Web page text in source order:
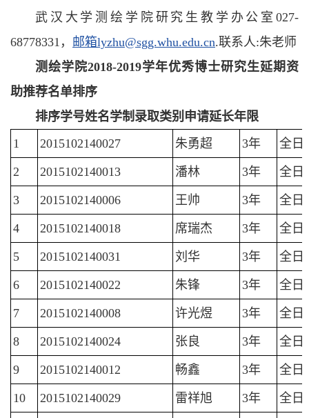
武汉大学测绘学院研究生教学办公室027-
68778331， 邮箱lyzhu@sgg.whu.edu.cn.联系人:朱老师
测绘学院2018-2019学年优秀博士研究生延期资
助推荐名单排序
排序学号姓名学制录取类别 申请延长年限
1
2015102140027 朱勇超 3年 全日
2 2015102140013 潘林 3年 全日
3 2015102140006 王帅 3年 全日
4 2015102140018 席瑞杰 3年 全日
5 2015102140031 刘华 3年 全日
6 2015102140022 朱锋 3年 全日
7 2015102140008 许光煜 3年 全日
8 2015102140024 张良 3年 全日
9 2015102140012 畅鑫 3年 全日
10 2015102140029 雷祥旭 3年 全日